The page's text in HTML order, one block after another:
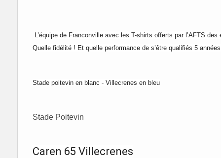
L’équipe de Franconville avec les T-shirts offerts par l’AFTS
Quelle fidélité ! Et quelle performance de s’être qualifiés 5
Stade poitevin en blanc - Villecrenes en bleu
Stade Poitevin
Caren 65 Villecrenes